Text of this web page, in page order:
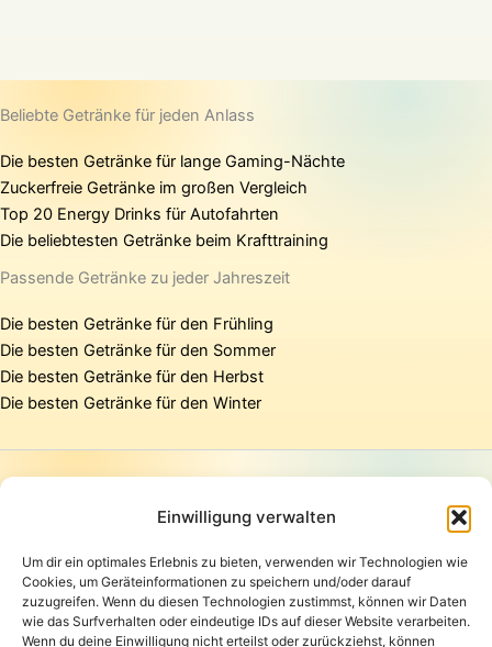
Einwilligung verwalten
Um dir ein optimales Erlebnis zu bieten, verwenden wir Technologien wie
Cookies, um Geräteinformationen zu speichern und/oder darauf
zuzugreifen. Wenn du diesen Technologien zustimmst, können wir Daten
wie das Surfverhalten oder eindeutige IDs auf dieser Website verarbeiten.
Wenn du deine Einwilligung nicht erteilst oder zurückziehst, können
Beliebte Getränke für jeden Anlass
Die besten Getränke für lange Gaming-Nächte
Zuckerfreie Getränke im großen Vergleich
Top 20 Energy Drinks für Autofahrten
Die beliebtesten Getränke beim Krafttraining
Passende Getränke zu jeder Jahreszeit
Die besten Getränke für den Frühling
Die besten Getränke für den Sommer
Die besten Getränke für den Herbst
Die besten Getränke für den Winter
Presse
Datenschutzerklärung
AGB
Widerrufsbelehrung